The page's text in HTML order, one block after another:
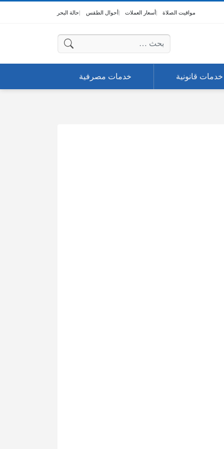
مواقيت الصلاة أسعار العملات أحوال الطقس حالة البحر
البحث عن:
خدمات قانونية خدمات مصرفية